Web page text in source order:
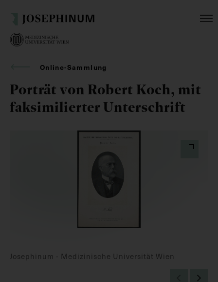
Online-Sammlung
Porträt von Robert Koch, mit
faksimilierter Unterschrift
Josephinum - Medizinische Universität Wien